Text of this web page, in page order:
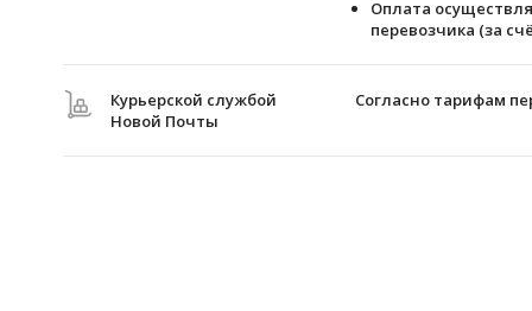
Оплата
перевозчика (за
Курьерской службой
Новой Почты
Согласно тарифам